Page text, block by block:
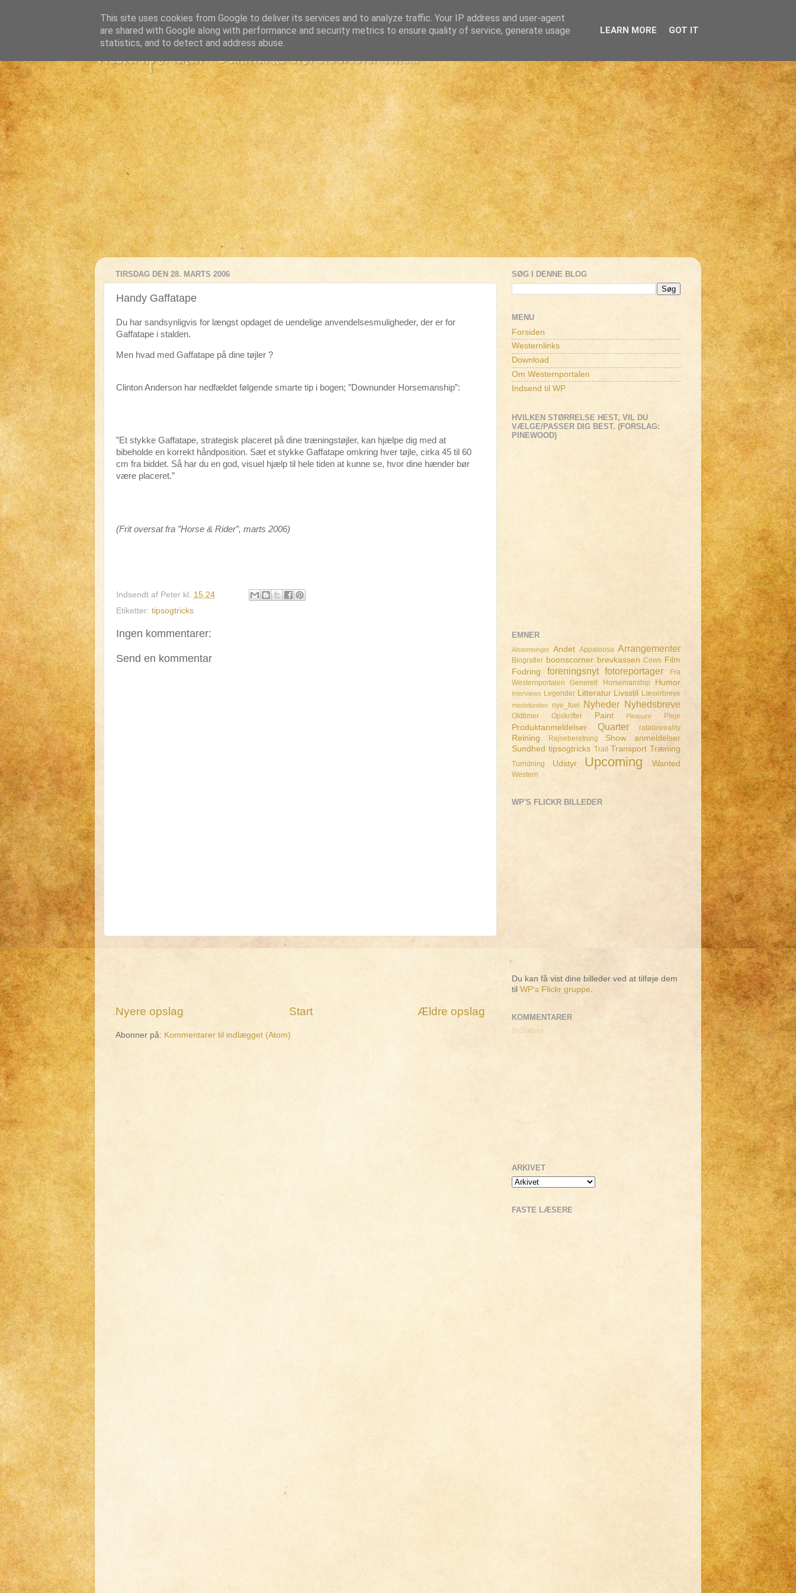
Westernportalen - Danmarks største westernsite...
TIRSDAG DEN 28. MARTS 2006
Handy Gaffatape
Du har sandsynligvis for længst opdaget de uendelige anvendelsesmuligheder, der er for
Gaffatape i stalden.
Men hvad med Gaffatape på dine tøjler ?
Clinton Anderson har nedfældet følgende smarte tip i bogen; ”Downunder Horsemanship”:
”Et stykke Gaffatape, strategisk placeret på dine træningstøjler, kan hjælpe dig med at
bibeholde en korrekt håndposition. Sæt et stykke Gaffatape omkring hver tøjle, cirka 45 til 60
cm fra biddet. Så har du en god, visuel hjælp til hele tiden at kunne se, hvor dine hænder bør
være placeret.”
(Frit oversat fra ”Horse & Rider”, marts 2006)
Indsendt af Peter kl. 15.24
Etiketter: tipsogtricks
Ingen kommentarer:
Send en kommentar
Nyere opslag Ældre opslag
Start
Abonner på: Kommentarer til indlægget (Atom)
SØG I DENNE BLOG
MENU
Forsiden
Westernlinks
Download
Om Westernportalen
Indsend til WP
HVILKEN STØRRELSE HEST, VIL DU
VÆLGE/PASSER DIG BEST. (FORSLAG:
PINEWOOD)
EMNER
Afstemninger Andet Appaloosa Arrangementer
Biografier boonscorner brevkassen Cows Film
Fodring
foreningsnyt fotoreportager
Fra
Westernportalen
Generelt Horsemanship Humor
Interviews Legender Litteratur Livsstil Læserbreve
mindelunden nye_foel Nyheder Nyhedsbreve
Oldtimer Opskrifter Paint Pleasure Pleje
Produktanmeldelser Quarter ratatasreality
Reining Rejseberetning
Show anmeldelser
Sundhed tipsogtricks Trail Transport Træning
Turridning Udstyr Upcoming Wanted
Western
WP'S FLICKR BILLEDER
Du kan få vist dine billeder ved at tilføje dem
til WP's Flickr gruppe
KOMMENTARER
Indlæser...
ARKIVET
FASTE LÆSERE
This site uses cookies from Google to deliver its services and to analyze traffic. Your IP address and user-agent
are shared with Google along with performance and security metrics to ensure quality of service, generate usage
statistics, and to detect and address abuse.
LEARN MORE GOT IT